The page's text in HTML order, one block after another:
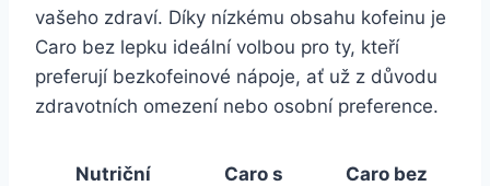
vašeho zdraví. Díky nízkému obsahu kofeinu je
Caro bez lepku ideální volbou pro ty, kteří
preferují bezkofeinové nápoje, ať už z důvodu
zdravotních omezení nebo osobní preference.
Nutriční
Caro s
Caro bez